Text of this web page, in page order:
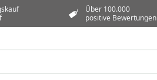
Über 100.000
positive Bewertungen